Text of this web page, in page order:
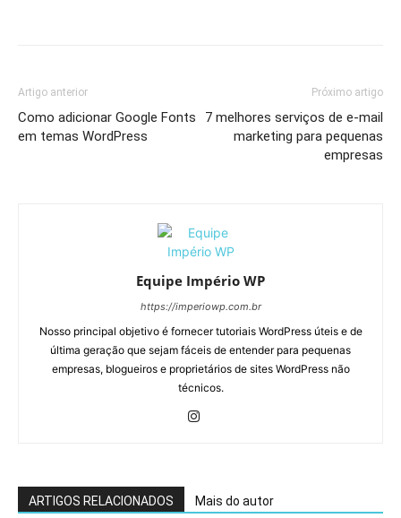
Artigo anterior
Como adicionar Google Fonts
em temas WordPress
Próximo artigo
7 melhores serviços de e-mail
marketing para pequenas
empresas
Equipe Império WP
https://imperiowp.com.br
Nosso principal objetivo é fornecer tutoriais WordPress úteis e de
última geração que sejam fáceis de entender para pequenas
empresas, blogueiros e proprietários de sites WordPress não
técnicos.
ARTIGOS RELACIONADOS Mais do autor